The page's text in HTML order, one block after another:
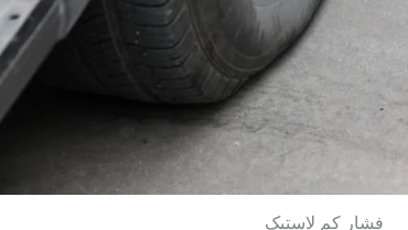
فشار کم لاستیک